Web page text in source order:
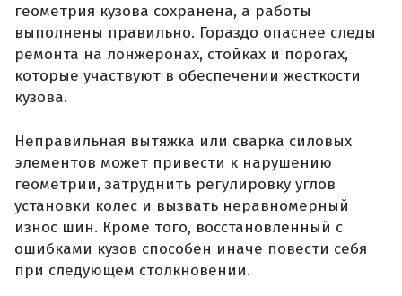
геометрия кузова сохранена, а работы
выполнены правильно. Гораздо опаснее следы
ремонта на лонжеронах, стойках и порогах,
которые участвуют в обеспечении жесткости
кузова.
Неправильная вытяжка или сварка силовых
элементов может привести к нарушению
геометрии, затруднить регулировку углов
установки колес и вызвать неравномерный
износ шин. Кроме того, восстановленный с
ошибками кузов способен иначе повести себя
при следующем столкновении.